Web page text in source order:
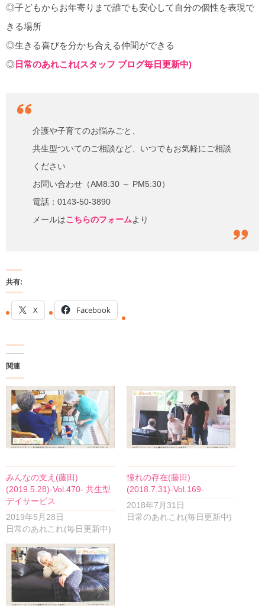
◎子どもからお年寄りまで誰でも安心して自分の個性を表現で
きる場所
◎生きる喜びを分かち合える仲間ができる
◎ 日常のあれこれ(スタッフ ブログ毎日更新中)
介護や子育てのお悩みごと、
共生型ついてのご相談など、いつでもお気軽にご相談
ください
お問い合わせ（AM8:30 ～ PM5:30）
電話：0143-50-3890
メールはこちらのフォームより
共有:
X Facebook
関連
みんなの支え(藤田)
(2019.5.28)-Vol.470- 共生型
デイサービス
2019年5月28日
日常のあれこれ(毎日更新中)
憧れの存在(藤田)
(2018.7.31)-Vol.169-
2018年7月31日
日常のあれこれ(毎日更新中)